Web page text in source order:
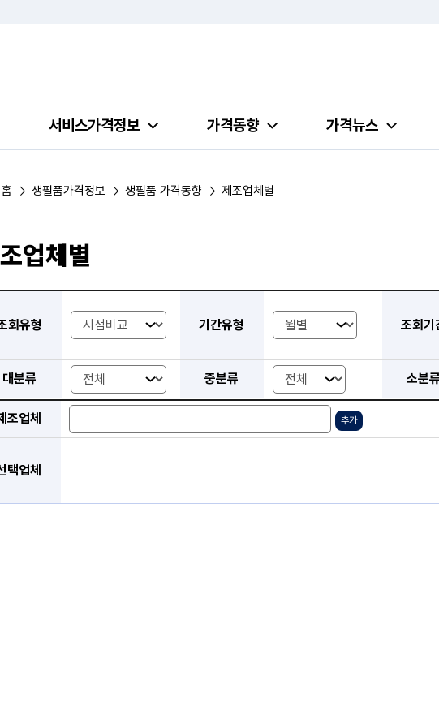
서비스가격정보 가격동향 가격뉴스
홈 생필품가격정보 생필품 가격동향 제조업체별
업체별
회유형 기간유형 조회기
대분류 중분류 소분
조업체 추가
택업체